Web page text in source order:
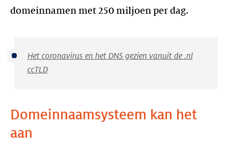
Het coronavirus en het DNS gezien vanuit de .nl
ccTLD
Domeinnaamsysteem kan het